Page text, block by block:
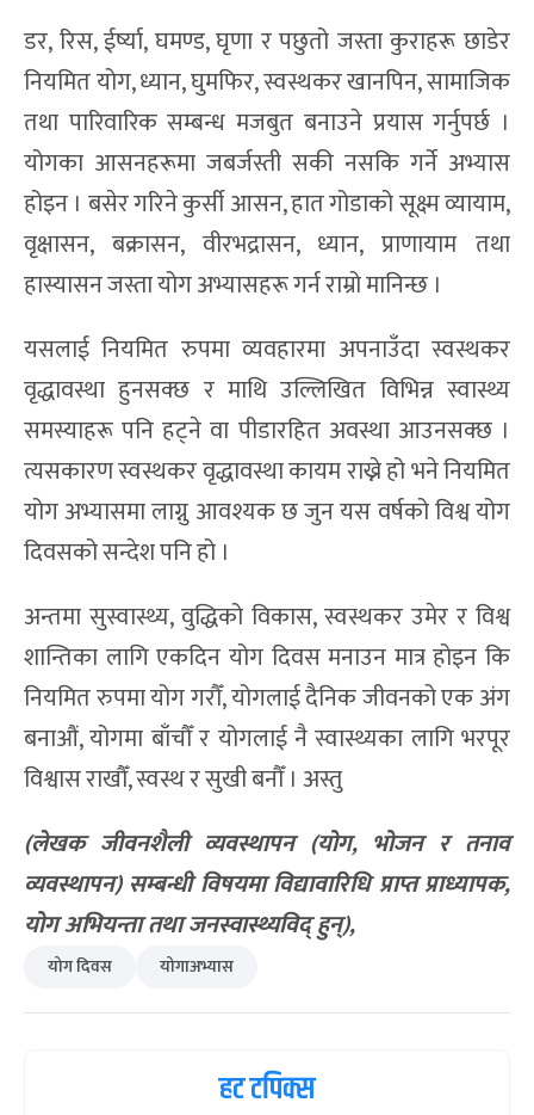
डर, रिस, ईर्ष्या, घमण्ड, घृणा र पछुतो जस्ता कुराहरू छाडेर
नियमित योग, ध्यान, घुमफिर, स्वस्थकर खानपिन, सामाजिक
तथा पारिवारिक सम्बन्ध मजबुत बनाउने प्रयास गर्नुपर्छ ।
योगका आसनहरूमा जबर्जस्ती सकी नसकि गर्ने अभ्यास
होइन । बसेर गरिने कुर्सी आसन, हात गोडाको सूक्ष्म व्यायाम,
वृक्षासन, बक्रासन, वीरभद्रासन, ध्यान, प्राणायाम तथा
हास्यासन जस्ता योग अभ्यासहरू गर्न राम्रो मानिन्छ ।
यसलाई नियमित रुपमा व्यवहारमा अपनाउँदा स्वस्थकर
वृद्धावस्था हुनसक्छ र माथि उल्लिखित विभिन्न स्वास्थ्य
समस्याहरू पनि हट्ने वा पीडारहित अवस्था आउनसक्छ ।
त्यसकारण स्वस्थकर वृद्धावस्था कायम राख्ने हो भने नियमित
योग अभ्यासमा लाग्नु आवश्यक छ जुन यस वर्षको विश्व योग
दिवसको सन्देश पनि हो ।
अन्तमा सुस्वास्थ्य, वुद्धिको विकास, स्वस्थकर उमेर र विश्व
शान्तिका लागि एकदिन योग दिवस मनाउन मात्र होइन कि
नियमित रुपमा योग गरौँ, योगलाई दैनिक जीवनको एक अंग
बनाऔं, योगमा बाँचौँ र योगलाई नै स्वास्थ्यका लागि भरपूर
विश्वास राखौँ, स्वस्थ र सुखी बनौँ । अस्तु
(लेखक जीवनशैली व्यवस्थापन (योग, भोजन र तनाव
व्यवस्थापन) सम्बन्धी विषयमा विद्यावारिधि प्राप्त प्राध्यापक,
योग अभियन्ता तथा जनस्वास्थ्यविद् हुन्),
योग दिवस योगाअभ्यास
हट टपिक्स